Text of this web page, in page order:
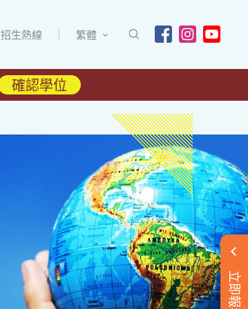
招生熱線 繁體
確認學位
立即報名